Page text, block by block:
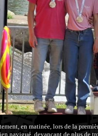
en matinée, lors de la
navigué, devançant de plus de